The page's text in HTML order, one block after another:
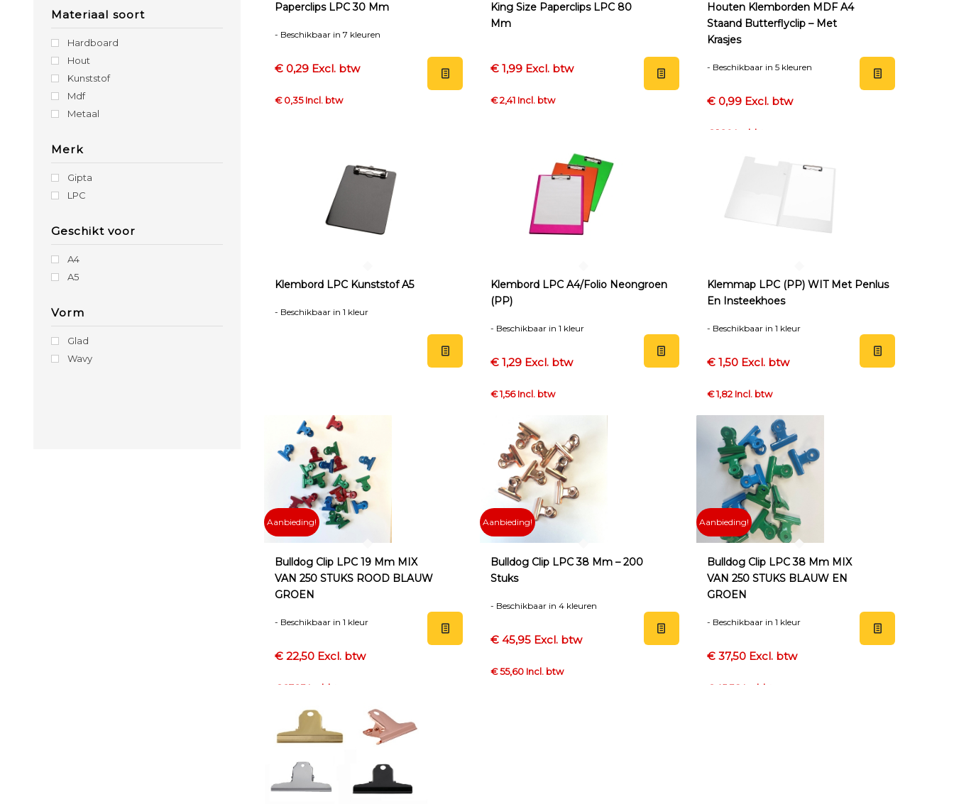
Paperclips LPC 30 Mm
- Beschikbaar in 7 kleuren
€ 0,29 Excl. btw
€ 0,35 Incl. btw
King Size Paperclips LPC 80
Mm
€ 1,99 Excl. btw
€ 2,41 Incl. btw
Houten Klemborden MDF A4
Staand Butterflyclip – Met
Krasjes
- Beschikbaar in 5 kleuren
€ 0,99 Excl. btw
€ 1,20 Incl. btw
Klembord LPC Kunststof A5
- Beschikbaar in 1 kleur
Klembord LPC A4/Folio Neongroen
(PP)
- Beschikbaar in 1 kleur
€ 1,29 Excl. btw
€ 1,56 Incl. btw
Klemmap LPC (PP) WIT Met Penlus
En Insteekhoes
- Beschikbaar in 1 kleur
€ 1,50 Excl. btw
€ 1,82 Incl. btw
Bulldog Clip LPC 19 Mm MIX
VAN 250 STUKS ROOD BLAUW
GROEN
- Beschikbaar in 1 kleur
€ 22,50 Excl. btw
€ 27,23 Incl. btw
Aanbieding!
Bulldog Clip LPC 38 Mm – 200
Stuks
- Beschikbaar in 4 kleuren
€ 45,95 Excl. btw
€ 55,60 Incl. btw
Aanbieding!
Bulldog Clip LPC 38 Mm MIX
VAN 250 STUKS BLAUW EN
GROEN
- Beschikbaar in 1 kleur
€ 37,50 Excl. btw
€ 45,38 Incl. btw
Aanbieding!
Zilver
Materiaal soort
Hardboard
Hout
Kunststof
Mdf
Metaal
Merk
Gipta
LPC
Geschikt voor
A4
A5
Vorm
Glad
Wavy